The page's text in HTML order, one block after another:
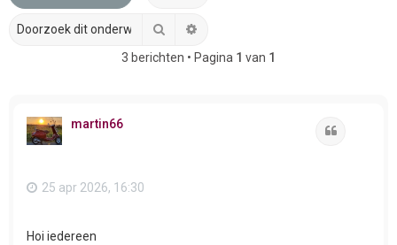
Zoek
3 berichten • Pagina 1 van 1
martin66
25 apr 2026, 16:30
Hoi iedereen